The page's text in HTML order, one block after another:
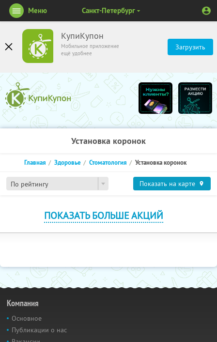
КупиКупон
Мобильное приложение
ещё удобнее
Загрузить
Меню Санкт-Петербург
Установка коронок
По рейтингу
Главная Здоровье Стоматология Установка коронок
Показать на карте
ПОКАЗАТЬ БОЛЬШЕ АКЦИЙ
Компания
Основное
Публикации о нас